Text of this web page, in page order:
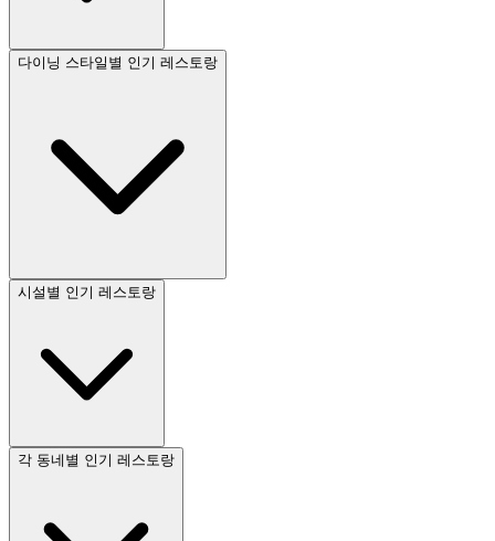
다이닝 스타일별 인기 레스토랑
시설별 인기 레스토랑
각 동네별 인기 레스토랑